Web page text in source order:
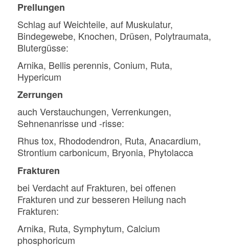
Prellungen
Schlag auf Weichteile, auf Muskulatur,
Bindegewebe, Knochen, Drüsen, Polytraumata,
Blutergüsse:
Arnika, Bellis perennis, Conium, Ruta,
Hypericum
Zerrungen
auch Verstauchungen, Verrenkungen,
Sehnenanrisse und -risse:
Rhus tox, Rhododendron, Ruta, Anacardium,
Strontium carbonicum, Bryonia, Phytolacca
Frakturen
bei Verdacht auf Frakturen, bei offenen
Frakturen und zur besseren Heilung nach
Frakturen:
Arnika, Ruta, Symphytum, Calcium
phosphoricum